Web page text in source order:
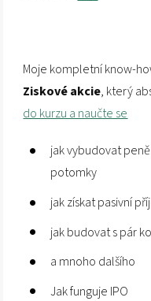
Moje kompletní know-
Ziskové akcie, který
do kurzu a naučte se
jak vybudovat
potomky
jak získat pasivní
jak budovat s pár
a mnoho dalšího
Jak funguje IPO